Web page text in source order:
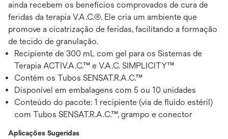
ainda recebem os benefícios comprovados de cura de
feridas da terapia V.A.C.®. Ele cria um ambiente que
promove a cicatrização de feridas, facilitando a formação
de tecido de granulação.
Recipiente de 300 mL com gel para os Sistemas de
Terapia ACTIV.A.C.™ e V.A.C. SIMPLICITY™
Contém os Tubos SENSAT.R.A.C.™
Disponível em embalagens com 5 ou 10 unidades
Conteúdo do pacote: 1 recipiente (via de fluido estéril)
com Tubos SENSAT.R.A.C.™, grampo e conector
Aplicações Sugeridas